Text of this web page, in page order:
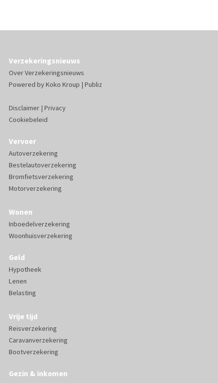
Verzekeringsnieuws
Over Verzekeringsnieuws
Powered byKoko Kroup | Publiz
Disclaimer| Privacy
Cookiebeleid
Vervoer
Autoverzekering
Bestelautoverzekering
Bromfietsverzekering
Motorverzekering
Wonen
Inboedelverzekering
Woonhuisverzekering
Geld
Hypotheek
Lenen
Belasting
Vrije tijd
Reisverzekering
Caravanverzekering
Bootverzekering
Gezin & inkomen